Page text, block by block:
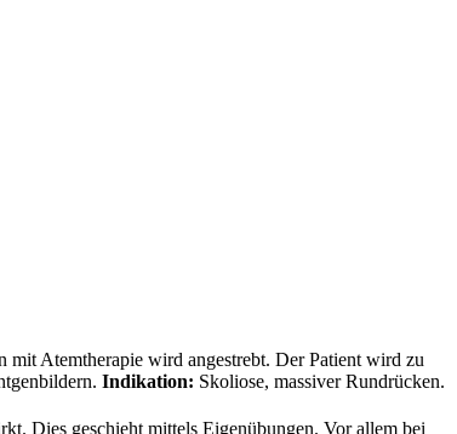
Atemtherapie wird angestrebt. Der Patient wird zu
Indikation: Skoliose, massiver Rundrücken.
Dies geschieht mittels Eigenübungen. Vor allem bei